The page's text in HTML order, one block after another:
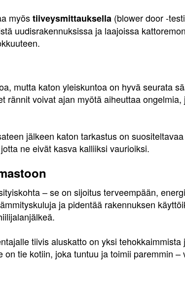
myöstiiveysmittauksella (blower door -
uudisrakennuksissa ja laajoissa
mutta katon yleiskuntoa on hyvä seurata
rännit voivat ajan myötä aiheuttaa
jälkeen katon tarkastus on
ne eivät kasva kalliiksi vaurioiksi.
– se on sijoitus terveempään,
ja pidentää rakennuksen
tiivis aluskatto on yksi
tie kotiin, joka tuntuu ja toimii paremmin